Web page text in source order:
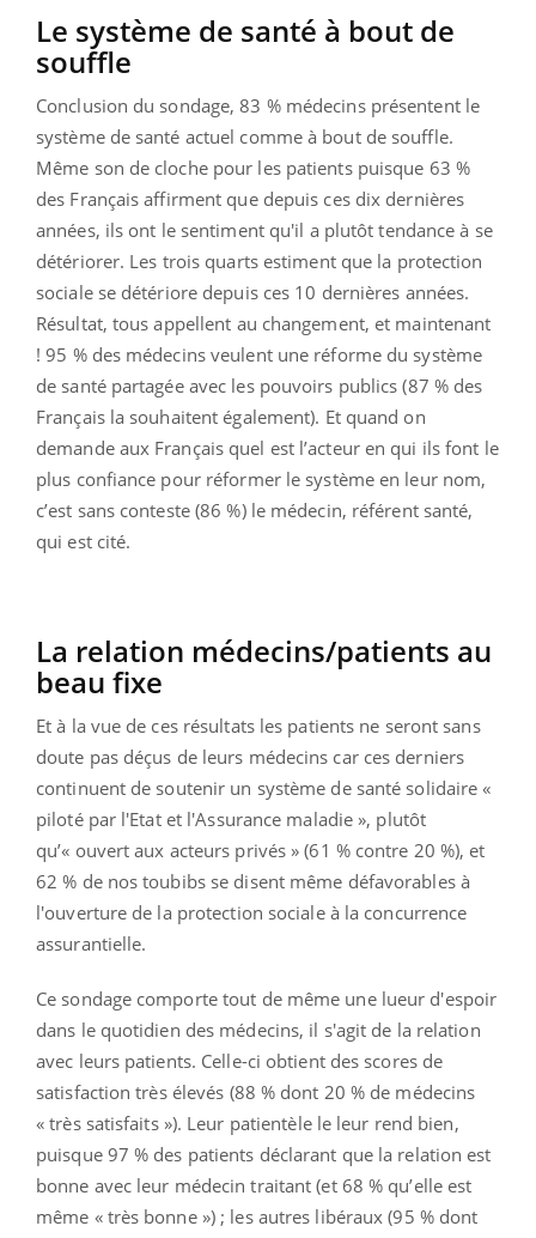
Le système de santé à bout de
souffle
Conclusion du sondage, 83 % médecins présentent le
système de santé actuel comme à bout de souffle.
Même son de cloche pour les patients puisque 63 %
des Français affirment que depuis ces dix dernières
années, ils ont le sentiment qu'il a plutôt tendance à se
détériorer. Les trois quarts estiment que la protection
sociale se détériore depuis ces 10 dernières années.
Résultat, tous appellent au changement, et maintenant
! 95 % des médecins veulent une réforme du système
de santé partagée avec les pouvoirs publics (87 % des
Français la souhaitent également). Et quand on
demande aux Français quel est l’acteur en qui ils font le
plus confiance pour réformer le système en leur nom,
c’est sans conteste (86 %) le médecin, référent santé,
qui est cité.
La relation médecins/patients au
beau fixe
Et à la vue de ces résultats les patients ne seront sans
doute pas déçus de leurs médecins car ces derniers
continuent de soutenir un système de santé solidaire «
piloté par l'Etat et l'Assurance maladie », plutôt
qu’« ouvert aux acteurs privés » (61 % contre 20 %), et
62 % de nos toubibs se disent même défavorables à
l'ouverture de la protection sociale à la concurrence
assurantielle.
Ce sondage comporte tout de même une lueur d'espoir
dans le quotidien des médecins, il s'agit de la relation
avec leurs patients. Celle-ci obtient des scores de
satisfaction très élevés (88 % dont 20 % de médecins
« très satisfaits »). Leur patientèle le leur rend bien,
puisque 97 % des patients déclarant que la relation est
bonne avec leur médecin traitant (et 68 % qu’elle est
même « très bonne ») ; les autres libéraux (95 % dont